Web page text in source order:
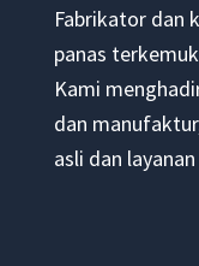
Fabrikator dan
panas
Kami
dan
asli dan